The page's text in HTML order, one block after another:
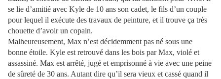
se lie d’amitié avec Kyle de 10 ans son cadet, le fils d’un couple
pour lequel il exécute des travaux de peinture, et il trouve ça très
chouette d’avoir un copain.
Malheureusement, Max n’est décidemment pas né sous une
bonne étoile. Kyle est retrouvé dans les bois par Max, violé et
assassiné. Max est arrêté, jugé et emprisonné à vie avec une peine
de sûreté de 30 ans. Autant dire qu’il sera vieux et cassé quand il